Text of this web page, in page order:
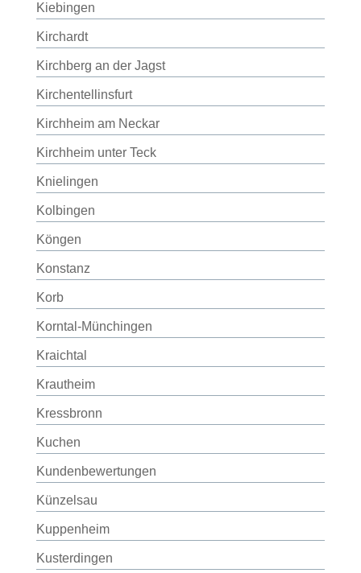
Kiebingen
Kirchardt
Kirchberg an der Jagst
Kirchentellinsfurt
Kirchheim am Neckar
Kirchheim unter Teck
Knielingen
Kolbingen
Köngen
Konstanz
Korb
Korntal-Münchingen
Kraichtal
Krautheim
Kressbronn
Kuchen
Kundenbewertungen
Künzelsau
Kuppenheim
Kusterdingen